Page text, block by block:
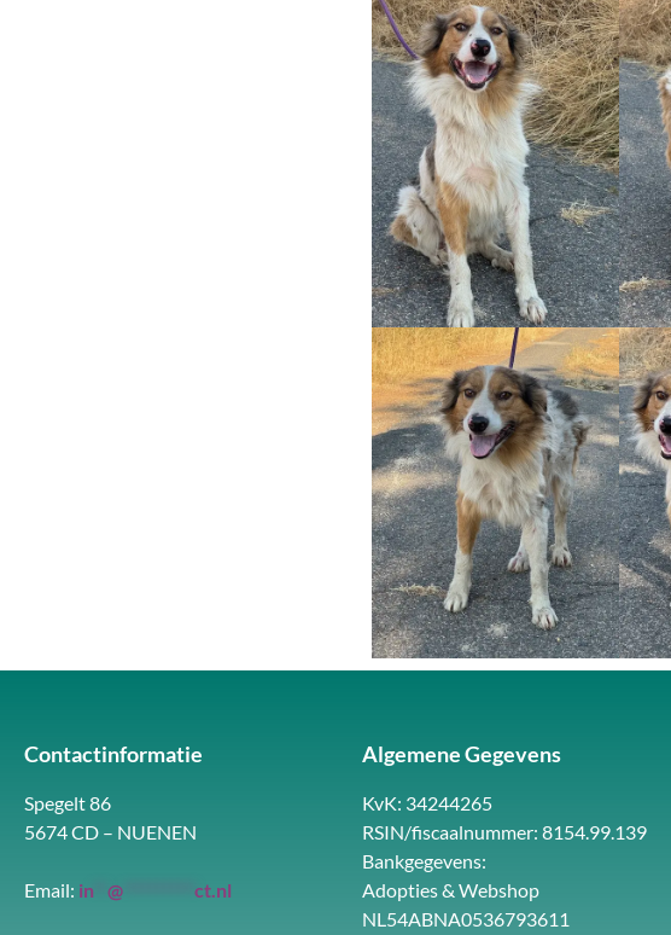
Contactinformatie
Spegelt 86
5674 CD – NUENEN
Email: in @ ct.nl
Algemene Gegevens
KvK: 34244265
RSIN/fiscaalnummer: 8154.99.139
Bankgegevens:
Adopties & Webshop
NL54ABNA0536793611